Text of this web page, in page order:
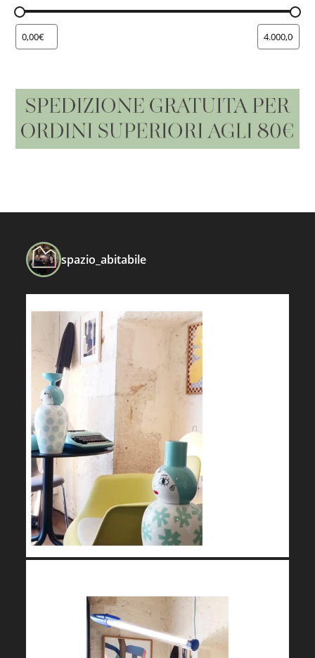
spazio_abitabile